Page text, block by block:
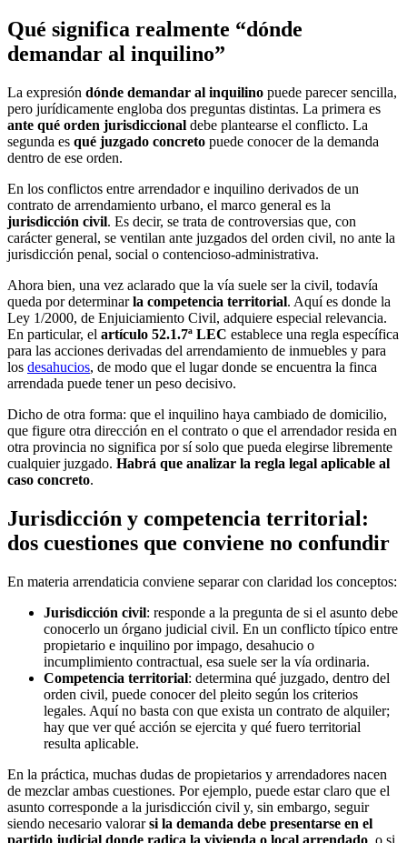
Qué significa realmente “dónde
demandar al inquilino”
La expresión dónde demandar al inquilino puede parecer sencilla,
pero jurídicamente engloba dos preguntas distintas. La primera es
ante qué orden jurisdiccional debe plantearse el conflicto. La
segunda es qué juzgado concreto puede conocer de la demanda
dentro de ese orden.
En los conflictos entre arrendador e inquilino derivados de un
contrato de arrendamiento urbano, el marco general es la
jurisdicción civil. Es decir, se trata de controversias que, con
carácter general, se ventilan ante juzgados del orden civil, no ante la
jurisdicción penal, social o contencioso-administrativa.
Ahora bien, una vez aclarado que la vía suele ser la civil, todavía
queda por determinarla competencia territorial. Aquí es donde la
Ley 1/2000, de Enjuiciamiento Civil, adquiere especial relevancia.
En particular, el artículo 52.1.7ª LEC establece una regla específica
para las acciones derivadas del arrendamiento de inmuebles y para
los desahucios, de modo que el lugar donde se encuentra la finca
arrendada puede tener un peso decisivo.
Dicho de otra forma: que el inquilino haya cambiado de domicilio,
que figure otra dirección en el contrato o que el arrendador resida en
otra provincia no significa por sí solo que pueda elegirse libremente
cualquier juzgado. Habrá que analizar la regla legal aplicable al
caso concreto.
Jurisdicción y competencia territorial:
dos cuestiones que conviene no confundir
En materia arrendaticia conviene separar con claridad los conceptos:
Jurisdicción civil: responde a la pregunta de si el asunto debe
conocerlo un órgano judicial civil. En un conflicto típico entre
propietario e inquilino por impago, desahucio o
incumplimiento contractual, esa suele ser la vía ordinaria.
Competencia territorial: determina qué juzgado, dentro del
orden civil, puede conocer del pleito según los criterios
legales. Aquí no basta con que exista un contrato de alquiler;
hay que ver qué acción se ejercita y qué fuero territorial
resulta aplicable.
En la práctica, muchas dudas de propietarios y arrendadores nacen
de mezclar ambas cuestiones. Por ejemplo, puede estar claro que el
asunto corresponde a la jurisdicción civil y, sin embargo, seguir
siendo necesario valorarsi la demanda debe presentarse en el
partido judicial donde radica la vivienda o local arrendado , o si